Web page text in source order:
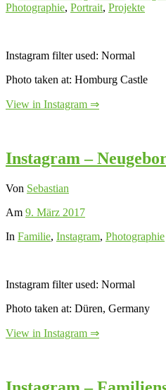
Photographie, Portrait, Projekte
Instagram filter used: Normal
Photo taken at: Homburg Castle
View in Instagram ⇒
Instagram –
Von Sebastian
Am 9. März 2017
In Familie, Instagram, Photographie
Instagram filter used: Normal
Photo taken at: Düren, Germany
View in Instagram ⇒